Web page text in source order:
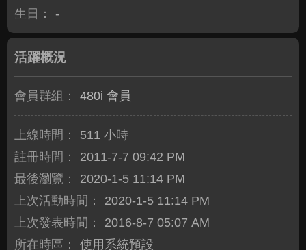
生日：
-
活躍概況
會員群組： 480i 會員
上線時間：
511 小時
註冊時間：
2011-7-7 09:42 PM
最後瀏覽：
2020-1-5 11:14 PM
上次活動時間：
2020-1-5 11:14 PM
上次發表時間：
2016-8-7 05:07 AM
所在時區：
使用系統預設